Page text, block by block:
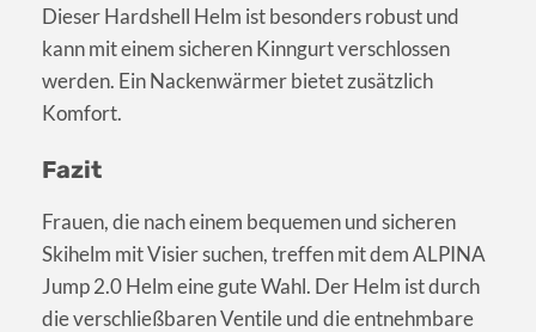
Dieser Hardshell Helm ist besonders robust und
kann mit einem sicheren Kinngurt verschlossen
werden. Ein Nackenwärmer bietet zusätzlich
Komfort.
Fazit
Frauen, die nach einem bequemen und sicheren
Skihelm mit Visier suchen, treffen mit dem ALPINA
Jump 2.0 Helm eine gute Wahl. Der Helm ist durch
die verschließbaren Ventile und die entnehmbare